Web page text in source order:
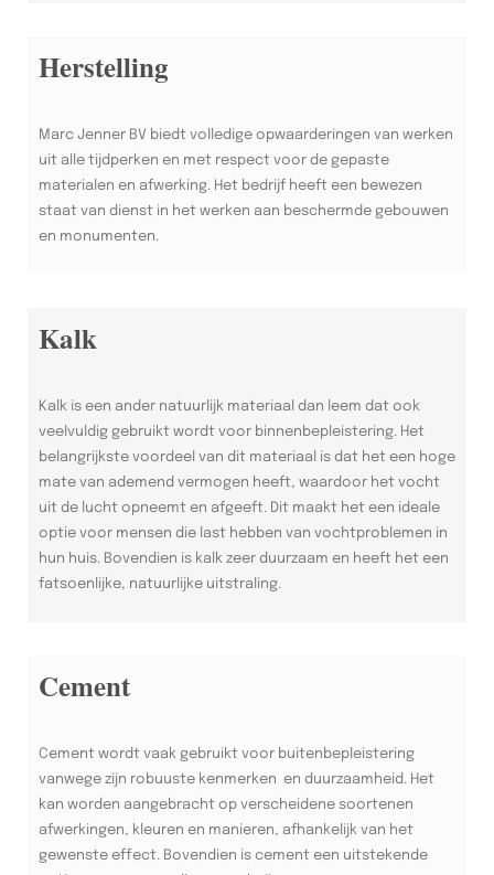
Herstelling
Marc Jenner BV biedt volledige opwaarderingen van werken
uit alle tijdperken en met respect voor de gepaste
materialen en afwerking. Het bedrijf heeft een bewezen
staat van dienst in het werken aan beschermde gebouwen
en monumenten.
Kalk
Kalk is een ander natuurlijk materiaal dan leem dat ook
veelvuldig gebruikt wordt voor binnenbepleistering. Het
belangrijkste voordeel van dit materiaal is dat het een hoge
mate van ademend vermogen heeft, waardoor het vocht
uit de lucht opneemt en afgeeft. Dit maakt het een ideale
optie voor mensen die last hebben van vochtproblemen in
hun huis. Bovendien is kalk zeer duurzaam en heeft het een
fatsoenlijke, natuurlijke uitstraling.
Cement
Cement wordt vaak gebruikt voor buitenbepleistering
vanwege zijn robuuste kenmerken en duurzaamheid. Het
kan worden aangebracht op verscheidene soortenen
afwerkingen, kleuren en manieren, afhankelijk van het
gewenste effect. Bovendien is cement een uitstekende